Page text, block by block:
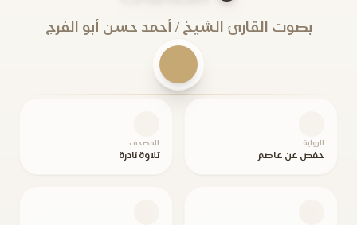
بصوت القارئ الشيخ / أحمد حسن أبو الفرج
الرواية
حفص عن عاصم
المصحف
تلاوة نادرة